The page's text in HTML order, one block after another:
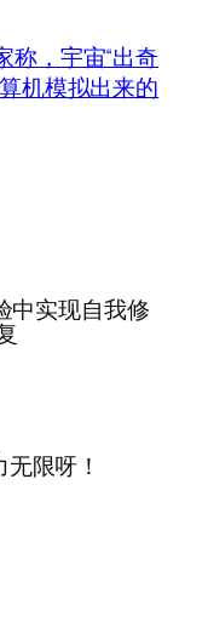
称，宇宙“出奇
机模拟出来的
中实现自我修
限呀！